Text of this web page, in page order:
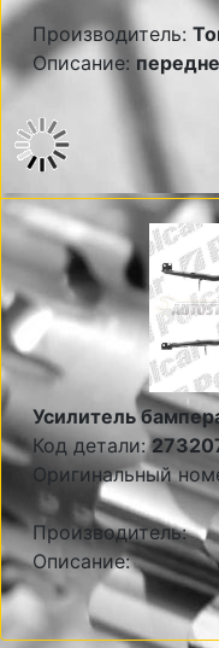
Производитель:
Описание:
Усилитель
Код детали:
Оригинальный
Производитель:
Описание: